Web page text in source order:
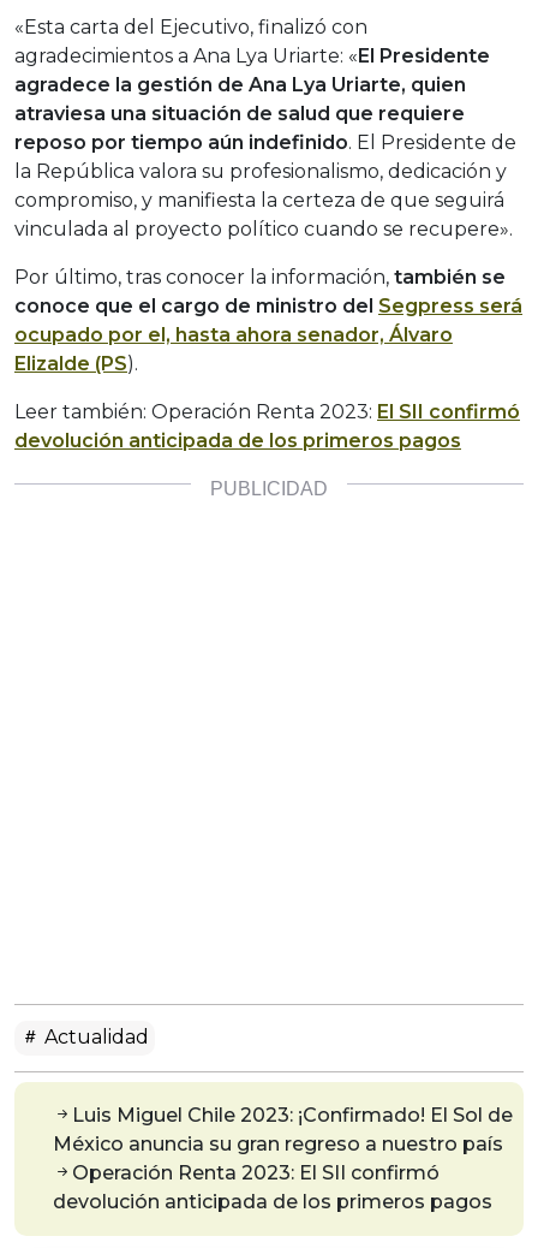
«Esta carta del Ejecutivo, finalizó con
agradecimientos a Ana Lya Uriarte: «El Presidente
agradece la gestión de Ana Lya Uriarte, quien
atraviesa una situación de salud que requiere
reposo por tiempo aún indefinido. El Presidente de
la República valora su profesionalismo, dedicación y
compromiso, y manifiesta la certeza de que seguirá
vinculada al proyecto político cuando se recupere».
Por último, tras conocer la información, también se
conoce que el cargo de ministro del Segpress será
ocupado por el, hasta ahora senador, Álvaro
Elizalde (PS).
Leer también: Operación Renta 2023: El SII confirmó
devolución anticipada de los primeros pagos
Actualidad
Luis Miguel Chile 2023: ¡Confirmado! El Sol de
México anuncia su gran regreso a nuestro país
Operación Renta 2023: El SII confirmó
devolución anticipada de los primeros pagos